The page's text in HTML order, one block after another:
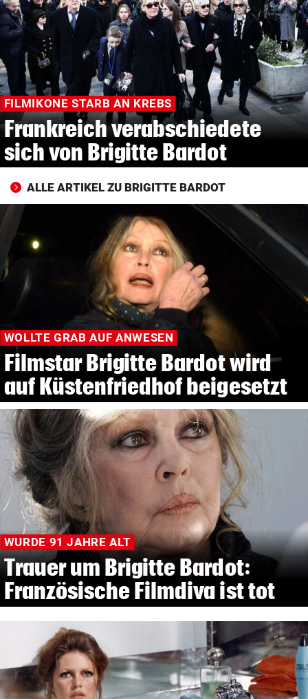
© Krone Multimedia GmbH & Co KG 2026
Muthgasse 2, 1190 Wien
FILMIKONE STARB AN KREBS
Frankreich verabschiedete
sich von Brigitte Bardot
ALLE ARTIKEL ZU BRIGITTE BARDOT
WOLLTE GRAB AUF ANWESEN
Filmstar Brigitte Bardot wird
auf Küstenfriedhof beigesetzt
WURDE 91 JAHRE ALT
Trauer um Brigitte Bardot:
Französische Filmdiva ist tot